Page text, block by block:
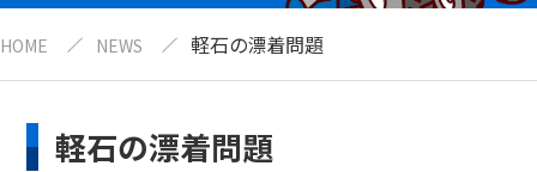
HOME NEWS 軽石の漂着問題
軽石の漂着問題